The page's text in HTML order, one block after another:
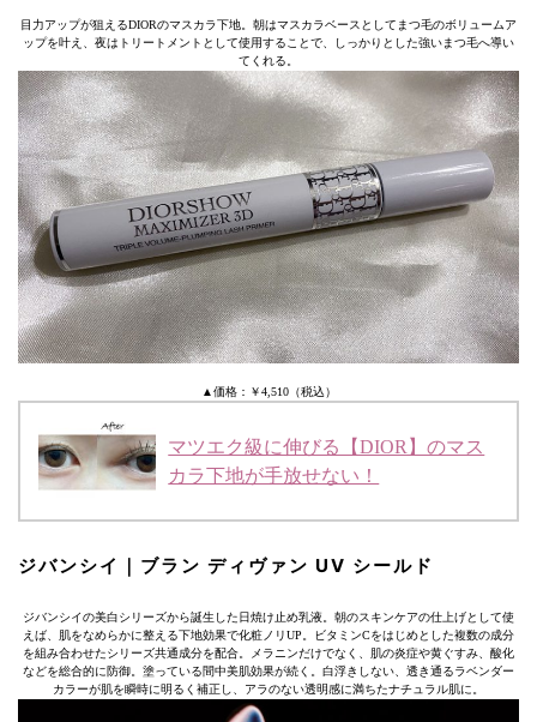
目力アップが狙えるDIORのマスカラ下地。朝はマスカラベースとしてまつ毛のボリュームア
ップを叶え、夜はトリートメントとして使用することで、しっかりとした強いまつ毛へ導い
てくれる。
▲価格：￥4,510（税込）
マツエク級に伸びる【DIOR】のマス
カラ下地が手放せない！
ジバンシイ｜ブラン ディヴァン UV シールド
ジバンシイの美白シリーズから誕生した日焼け止め乳液。朝のスキンケアの仕上げとして使
えば、肌をなめらかに整える下地効果で化粧ノリUP。ビタミンCをはじめとした複数の成分
を組み合わせたシリーズ共通成分を配合。メラニンだけでなく、肌の炎症や黄ぐすみ、酸化
などを総合的に防御。塗っている間中美肌効果が続く。白浮きしない、透き通るラベンダー
カラーが肌を瞬時に明るく補正し、アラのない透明感に満ちたナチュラル肌に。